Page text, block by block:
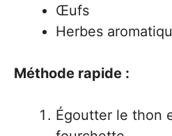
Œufs
Herbes
Méthode rapide :
Égoutter le thon